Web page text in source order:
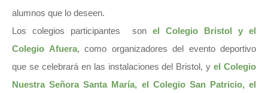
alumnos que lo deseen.
Los colegios participantes son el Colegio Bristol y el
Colegio Afuera, como organizadores del evento deportivo
que se celebrará en las instalaciones del Bristol, yel Colegio
Nuestra Señora Santa María, el Colegio San Patricio, el